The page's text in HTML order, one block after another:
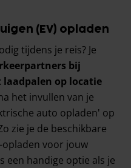
(EV) opladen
tijdens je reis? Je
bij
laadpalen op locatie
het invullen van je
auto opladen' op
zie je de beschikbare
voor jouw
een handige optie als je